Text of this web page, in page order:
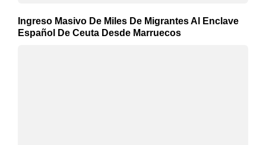
Ingreso Masivo De Miles De Migrantes Al Enclave
Español De Ceuta Desde Marruecos